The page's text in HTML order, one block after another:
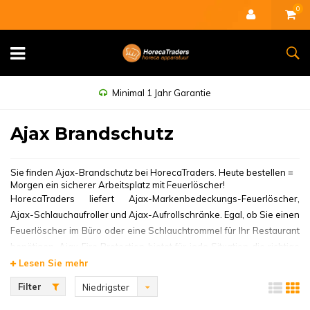
0
Minimal 1 Jahr Garantie
Ajax Brandschutz
Sie finden Ajax-Brandschutz bei HorecaTraders. Heute bestellen =
Morgen ein sicherer Arbeitsplatz mit Feuerlöscher!
HorecaTraders liefert Ajax-Markenbedeckungs-Feuerlöscher,
Ajax-Schlauchaufroller und Ajax-Aufrollschränke. Egal, ob Sie einen
Feuerlöscher im Büro oder eine Schlauchtrommel für Ihr Restaurant
benötigen, Ajax Fire Protection bietet für jede Situation die richtige
Lösung.
Ajax Brandbeveiliging ist dem Kunden verpflichtet und führend im
Lesen Sie mehr
Filter
Niedrigster